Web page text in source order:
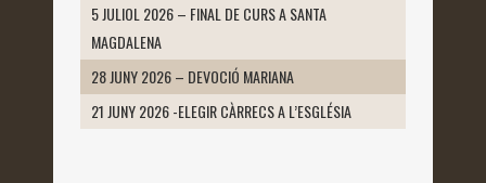
5 JULIOL 2026 – FINAL DE CURS A SANTA
MAGDALENA
28 JUNY 2026 – DEVOCIÓ MARIANA
21 JUNY 2026 -ELEGIR CÀRRECS A L’ESGLÉSIA